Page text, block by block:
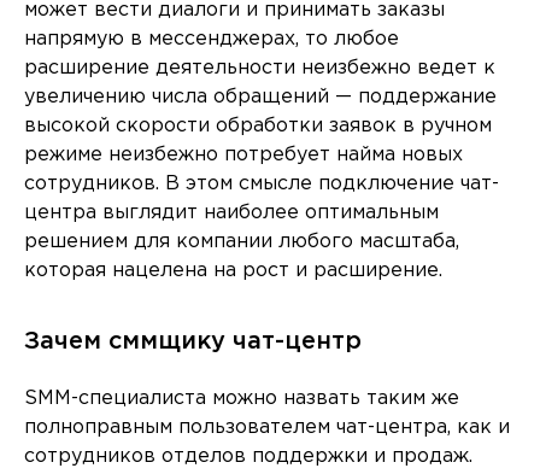
может вести диалоги и принимать заказы
напрямую в мессенджерах, то любое
расширение деятельности неизбежно ведет к
увеличению числа обращений — поддержание
высокой скорости обработки заявок в ручном
режиме неизбежно потребует найма новых
сотрудников. В этом смысле подключение чат-
центра выглядит наиболее оптимальным
решением для компании любого масштаба,
которая нацелена на рост и расширение.
Зачем сммщику чат-центр
SMM-специалиста можно назвать таким же
полноправным пользователем чат-центра, как и
сотрудников отделов поддержки и продаж.